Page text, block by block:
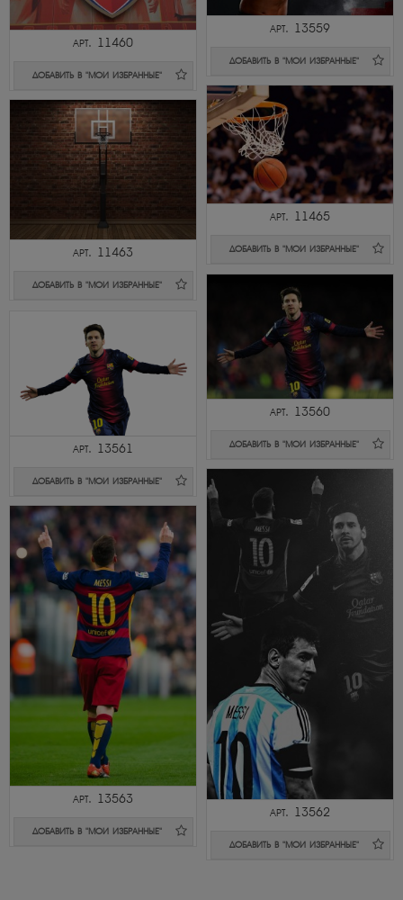
арт. 11460
ДОБАВИТЬ В "МОИ ИЗБРАННЫЕ"
арт. 13559
ДОБАВИТЬ В "МОИ ИЗБРАННЫЕ"
арт. 11465
ДОБАВИТЬ В "МОИ ИЗБРАННЫЕ"
арт. 11463
ДОБАВИТЬ В "МОИ ИЗБРАННЫЕ"
арт. 13560
ДОБАВИТЬ В "МОИ ИЗБРАННЫЕ"
арт. 13561
ДОБАВИТЬ В "МОИ ИЗБРАННЫЕ"
арт. 13562
ДОБАВИТЬ В "МОИ ИЗБРАННЫЕ"
арт. 13563
ДОБАВИТЬ В "МОИ ИЗБРАННЫЕ"